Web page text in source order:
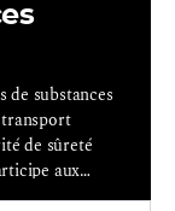
substances
de sûreté
aux
et de la